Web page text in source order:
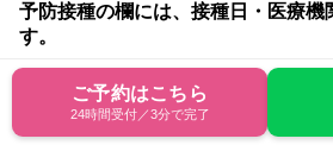
予防接種の欄には、接種日・医療機
す。
母子手帳をもらったらNIPT(
ご予約はこちら
24時間受付／3分で完了